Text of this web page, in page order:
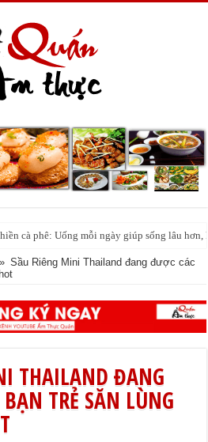
cà phê: Uống mỗi ngày giúp sống lâu hơn,
đông nghịt người ngày vía Thần tài
» Sầu Riêng Mini Thailand đang được các
THAILAND ĐANG
TRẺ SĂN LÙNG